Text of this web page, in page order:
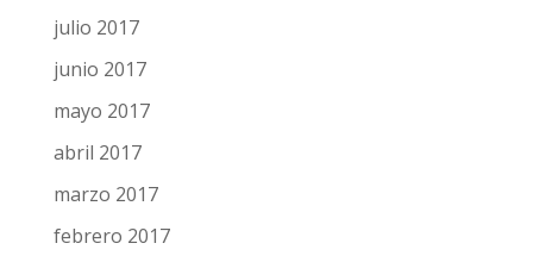
julio 2017
junio 2017
mayo 2017
abril 2017
marzo 2017
febrero 2017